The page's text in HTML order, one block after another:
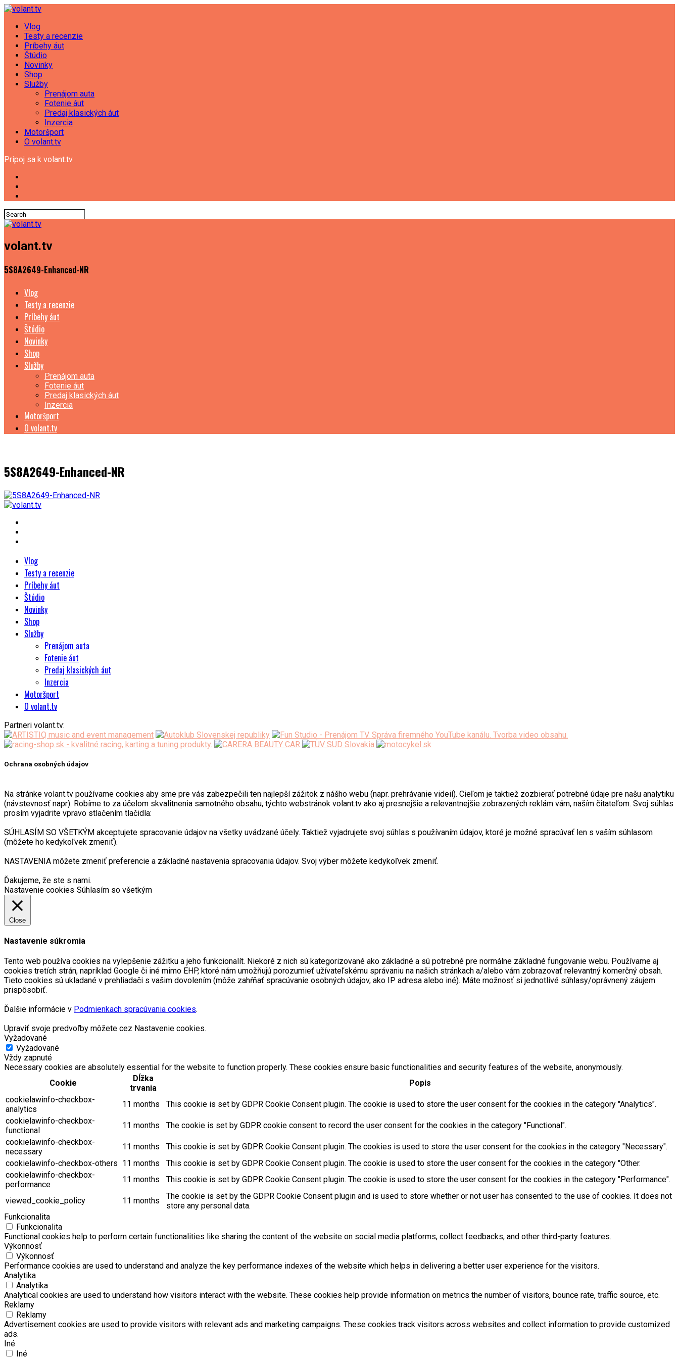
Vlog
Testy a recenzie
Príbehy áut
Štúdio
Novinky
Shop
Služby
Prenájom auta
Fotenie áut
Predaj klasických áut
Inzercia
Motoršport
O volant.tv
Pripoj sa k volant.tv
volant.tv
5S8A2649-Enhanced-NR
Vlog
Testy a recenzie
Príbehy áut
Štúdio
Novinky
Shop
Služby
Prenájom auta
Fotenie áut
Predaj klasických áut
Inzercia
Motoršport
O volant.tv
5S8A2649-Enhanced-NR
Vlog
Testy a recenzie
Príbehy áut
Štúdio
Novinky
Shop
Služby
Prenájom auta
Fotenie áut
Predaj klasických áut
Inzercia
Motoršport
O volant.tv
Partneri volant.tv:
Ochrana osobných údajov
Na stránke volant.tv používame cookies aby sme pre vás zabezpečili ten najlepší zážitok z nášho webu (napr. prehrávanie videií). Cieľom je taktiež zozbierať potrebné údaje pre našu analytiku
(návstevnosť napr). Robíme to za účelom skvalitnenia samotného obsahu, týchto webstránok volant.tv ako aj presnejšie a relevantnejšie zobrazených reklám vám, naším čitateľom. Svoj súhlas
prosím vyjadrite vpravo stlačením tlačidla:
SÚHLASÍM SO VŠETKÝM akceptujete spracovanie údajov na všetky uvádzané účely. Taktiež vyjadrujete svoj súhlas s používaním údajov, ktoré je možné spracúvať len s vaším súhlasom
(môžete ho kedykoľvek zmeniť).
NASTAVENIA môžete zmeniť preferencie a základné nastavenia spracovania údajov. Svoj výber môžete kedykoľvek zmeniť.
Ďakujeme, že ste s nami.
Nastavenie cookies Súhlasím so všetkým
Close
Nastavenie súkromia
Tento web používa cookies na vylepšenie zážitku a jeho funkcionalít. Niekoré z nich sú kategorizované ako základné a sú potrebné pre normálne základné fungovanie webu. Používame aj
cookies tretích strán, napríklad Google či iné mimo EHP, ktoré nám umožňujú porozumieť užívateľskému správaniu na našich stránkach a/alebo vám zobrazovať relevantný komerčný obsah.
Tieto cookies sú ukladané v prehliadači s vašim dovolením (môže zahŕňať spracúvanie osobných údajov, ako IP adresa alebo iné). Máte možnosť si jednotlivé súhlasy/oprávnený záujem
prispôsobiť.
Ďalšie informácie v Podmienkach spracúvania cookies.
Upraviť svoje predvoľby môžete cez Nastavenie cookies.
Vyžadované
Vyžadované
Vždy zapnuté
Necessary cookies are absolutely essential for the website to function properly. These cookies ensure basic functionalities and security features of the website, anonymously.
Cookie
Dĺžka
trvania
Popis
cookielawinfo-checkbox-
analytics
11 months
This cookie is set by GDPR Cookie Consent plugin. The cookie is used to store the user consent for the cookies in the category "Analytics".
cookielawinfo-checkbox-
functional
11 months
The cookie is set by GDPR cookie consent to record the user consent for the cookies in the category "Functional".
cookielawinfo-checkbox-
necessary
11 months
This cookie is set by GDPR Cookie Consent plugin. The cookies is used to store the user consent for the cookies in the category "Necessary".
cookielawinfo-checkbox-others 11 months
This cookie is set by GDPR Cookie Consent plugin. The cookie is used to store the user consent for the cookies in the category "Other.
cookielawinfo-checkbox-
performance
11 months This cookie is set by GDPR Cookie Consent plugin. The cookie is used to store the user consent for the cookies in the category "Performance".
viewed_cookie_policy 11 months
The cookie is set by the GDPR Cookie Consent plugin and is used to store whether or not user has consented to the use of cookies. It does not
store any personal data.
Funkcionalita
Funkcionalita
Functional cookies help to perform certain functionalities like sharing the content of the website on social media platforms, collect feedbacks, and other third-party features.
Výkonnosť
Výkonnosť
Performance cookies are used to understand and analyze the key performance indexes of the website which helps in delivering a better user experience for the visitors.
Analytika
Analytika
Analytical cookies are used to understand how visitors interact with the website. These cookies help provide information on metrics the number of visitors, bounce rate, traffic source, etc.
Reklamy
Reklamy
Advertisement cookies are used to provide visitors with relevant ads and marketing campaigns. These cookies track visitors across websites and collect information to provide customized
ads.
Iné
Iné